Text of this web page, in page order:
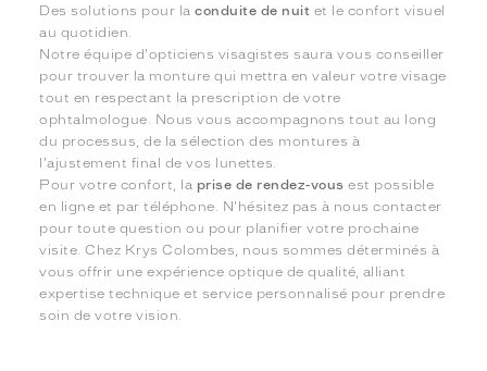
Des solutions pour laconduite de nuit et le confort visuel
au quotidien.
Notre équipe d'opticiens visagistes saura vous conseiller
pour trouver la monture qui mettra en valeur votre visage
tout en respectant la prescription de votre
ophtalmologue. Nous vous accompagnons tout au long
du processus, de la sélection des montures à
l'ajustement final de vos lunettes.
Pour votre confort, la prise de rendez-vous est possible
en ligne et par téléphone. N'hésitez pas à nous contacter
pour toute question ou pour planifier votre prochaine
visite. Chez Krys Colombes, nous sommes déterminés à
vous offrir une expérience optique de qualité, alliant
expertise technique et service personnalisé pour prendre
soin de votre vision.